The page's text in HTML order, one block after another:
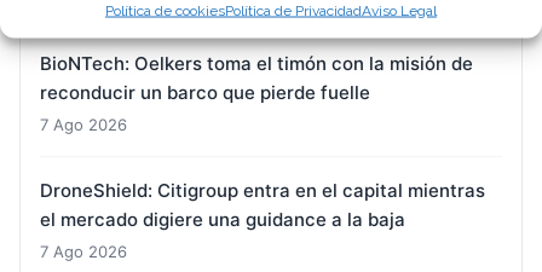
Política de cookiesPolítica de PrivacidadAviso Legal
BioNTech: Oelkers toma el timón con la misión de
reconducir un barco que pierde fuelle
7 Ago 2026
DroneShield: Citigroup entra en el capital mientras
el mercado digiere una guidance a la baja
7 Ago 2026